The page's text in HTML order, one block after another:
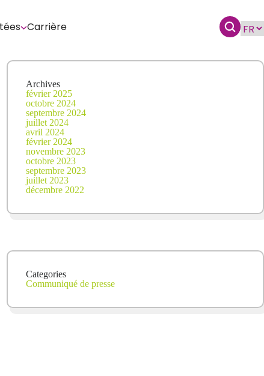
Carrière
Archives
février 2025
octobre 2024
septembre 2024
juillet 2024
avril 2024
février 2024
novembre 2023
octobre 2023
septembre 2023
juillet 2023
décembre 2022
Categories
Communiqué de presse